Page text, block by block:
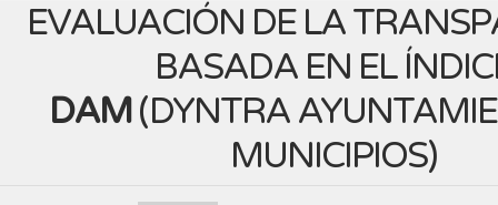
EVALUACIÓN DE LA
BASADA EN EL
DAM(DYNTRA
MUNICIPIOS)